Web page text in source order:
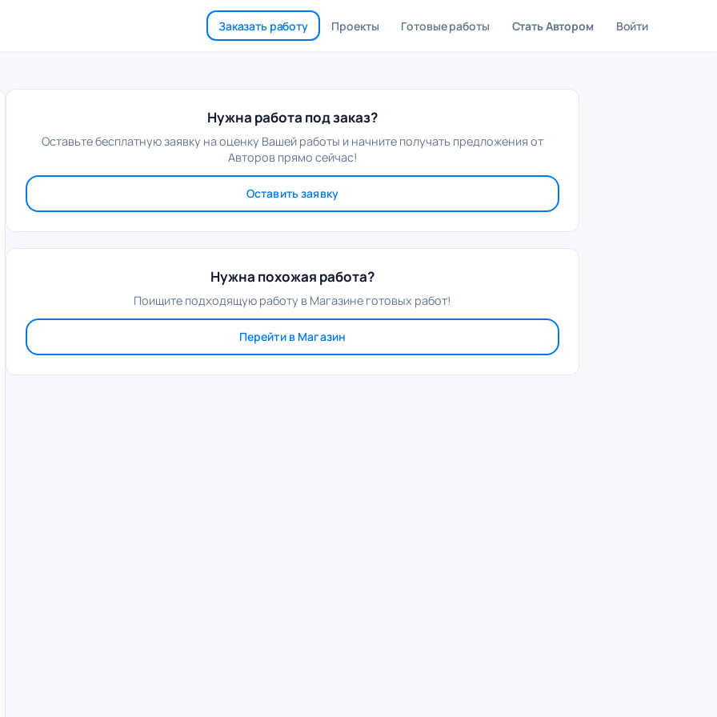
Заказать работу Проекты Готовые работы Стать Автором Войти
Нужна работа под заказ?
Оставьте бесплатную заявку на оценку Вашей работы и начните получать предложения от
Авторов прямо сейчас!
Оставить заявку
Нужна похожая работа?
Поищите подходящую работу в Магазине готовых работ!
Перейти в Магазин